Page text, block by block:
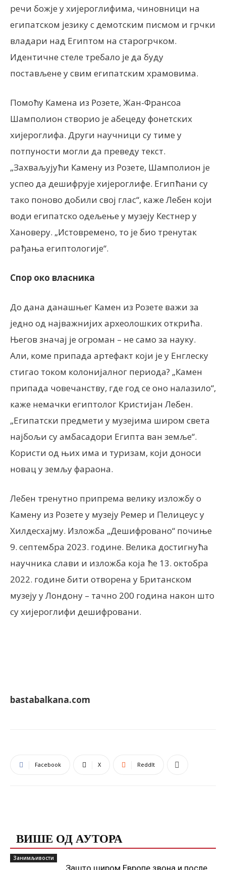
речи божје у хијероглифима, чиновници на
египатском језику с демотским писмом и грчки
владари над Египтом на старогрчком.
Идентичне стеле требало је да буду
постављене у свим египатским храмовима.
Помоћу Камена из Розете, Жан-Франсоа
Шамполион створио је абецеду фонетских
хијероглифа. Други научници су тиме у
потпуности могли да преведу текст.
„Захваљујући Камену из Розете, Шамполион је
успео да дешифрује хијероглифе. Египћани су
тако поново добили свој глас“, каже Лебен који
води египатско одељење у музеју Кестнер у
Хановеру. „Истовремено, то је био тренутак
рађања египтологије“.
Спор око власника
До дана данашњег Камен из Розете важи за
једно од најважнијих археолошких открића.
Његов значај је огроман – не само за науку.
Али, коме припада артефакт који је у Енглеску
стигао током колонијалног периода? „Камен
припада човечанству, где год се оно налазило“,
каже немачки египтолог Кристијан Лебен.
„Египатски предмети у музејима широм света
најбољи су амбасадори Египта ван земље“.
Користи од њих има и туризам, који доноси
новац у земљу фараона.
Лебен тренутно припрема велику изложбу о
Камену из Розете у музеју Ремер и Пелицеус у
Хилдесхајму. Изложба „Дешифровано“ почиње
9. септембра 2023. године. Велика достигнућа
научника слави и изложба која ће 13. октобра
2022. године бити отворена у Британском
музеју у Лондону – тачно 200 година након што
су хијероглифи дешифровани.
bastabalkana.com
Facebook X ReddIt
ВИШЕ ОД АУТОРА
Занимљивости
Зашто широм Европе звона и после